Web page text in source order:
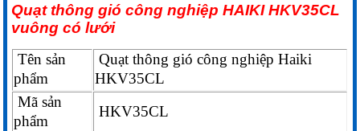
Quạt thông gió công nghiệp HAIKI HKV35CL
vuông có lưới
Tên sản
phẩm
Quạt thông gió công nghiệp Haiki
HKV35CL
Mã sản
phẩm
HKV35CL